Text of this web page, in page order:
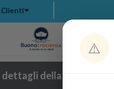
Clienti
della crociera
⚠️